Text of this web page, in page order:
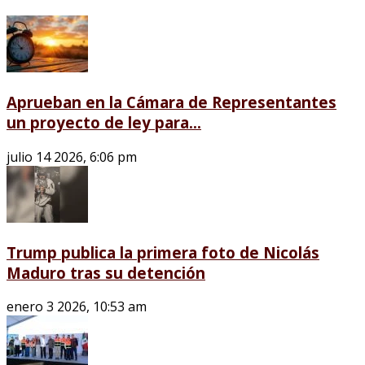
Aprueban en la Cámara de Representantes
un proyecto de ley para...
julio 14 2026, 6:06 pm
Trump publica la primera foto de Nicolás
Maduro tras su detención
enero 3 2026, 10:53 am